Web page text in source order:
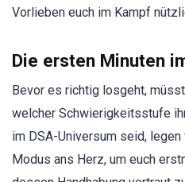
Vorlieben euch im Kampf
Die ersten Minuten
Bevor es richtig losgeht,
welcher Schwierigkeitsstufe
im DSA-Universum seid,
Modus ans Herz, um euch